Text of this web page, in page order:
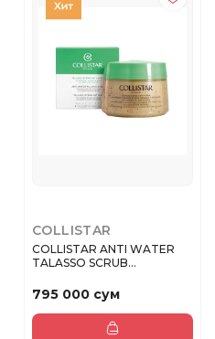
COLLISTAR
COLLISTAR ANTI WATER
TALASSO SCRUB
795 000 сум